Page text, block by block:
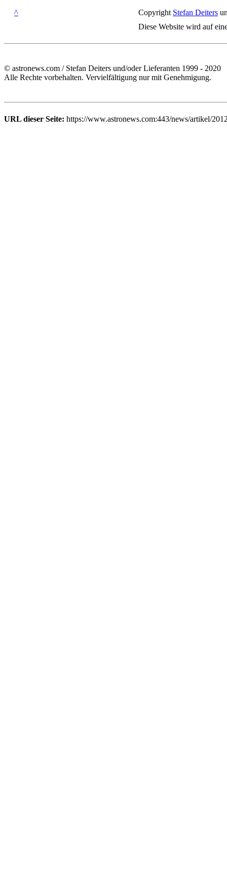
^ Copyright Stefan Deiters
Diese Website wird auf
© astronews.com / Stefan Deiters und/oder Lieferanten 1999 - 2020
Alle Rechte vorbehalten. Vervielfältigung nur mit Genehmigung.
URL dieser Seite: https://www.astronews.com:443/news/artikel/